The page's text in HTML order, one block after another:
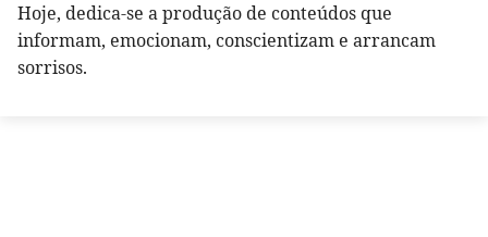
Hoje, dedica-se a produção de conteúdos que
informam, emocionam, conscientizam e arrancam
sorrisos.